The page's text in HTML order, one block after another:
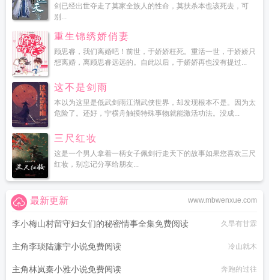
剑已经出世夺走了莫家全族人的性命，莫扶杀本也该死去，可
别...
重生锦绣娇俏妻
顾思睿，我们离婚吧！前世，于娇娇枉死。重活一世，于娇娇只
想离婚，离顾思睿远远的。自此以后，于娇娇再也没有提过...
这不是剑雨
本以为这里是低武剑雨江湖武侠世界，却发现根本不是。因为太
危险了。还好，宁横舟触摸特殊事物就能激活功法。没成...
三尺红妆
这是一个男人拿着一柄女子佩剑行走天下的故事如果您喜欢三尺
红妆，别忘记分享给朋友...
www.mbwenxue.com
最新更新
李小梅山村留守妇女们的秘密情事全集免费阅读 久旱有甘霖
主角李琰陆濂宁小说免费阅读 冷山就木
主角林岚秦小雅小说免费阅读 奔跑的过往